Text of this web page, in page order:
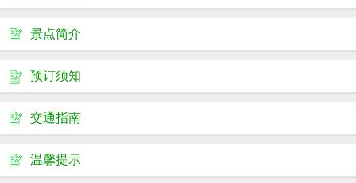
景点简介
预订须知
交通指南
温馨提示